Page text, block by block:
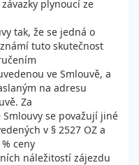
plynoucí ze
tak, že se jedná o
tuto skutečnost
ve Smlouvě, a
na adresu
Za
se považují jiné
v § 2527 OZ a
ceny
náležitostí zájezdu